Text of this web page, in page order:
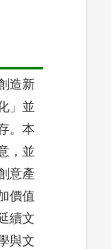
造新
」並
。本
，並
意產
價值
續文
與文